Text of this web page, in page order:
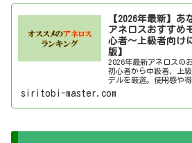
【2026年最新】あ
アネロスおすすめ
心者～上級者向け
版】
2026年最新アネロスの
初心者から中級者、上
デルを厳選。使用感や
siritobi-master.com